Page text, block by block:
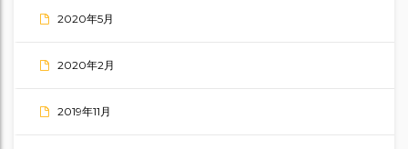
2020年5月
2020年2月
2019年11月